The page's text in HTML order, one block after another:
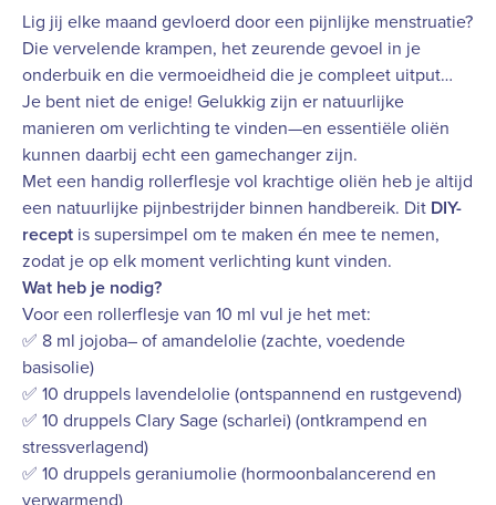
Lig jij elke maand gevloerd door een pijnlijke menstruatie?
Die vervelende krampen, het zeurende gevoel in je
onderbuik en die vermoeidheid die je compleet uitput…
Je bent niet de enige! Gelukkig zijn er natuurlijke
manieren om verlichting te vinden—en essentiële oliën
kunnen daarbij echt een gamechanger zijn.
Met een handig rollerflesje vol krachtige oliën heb je altijd
een natuurlijke pijnbestrijder binnen handbereik. Dit DIY-
recept is supersimpel om te maken én mee te nemen,
zodat je op elk moment verlichting kunt vinden.
Wat heb je nodig?
Voor een rollerflesje van 10 ml vul je het met:
✅ 8 ml jojoba– of amandelolie (zachte, voedende
basisolie)
✅ 10 druppels lavendelolie(ontspannend en rustgevend)
✅ 10 druppelsClary Sage(scharlei) (ontkrampend en
stressverlagend)
✅ 10 druppelsgeraniumolie(hormoonbalancerend en